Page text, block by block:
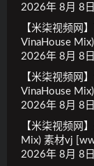
2026年 8月 8日
【米柒视频网
VinaHouse
2026年 8月 8日
【米柒视频网
VinaHouse
2026年 8月 8日
【米柒视频网
Mix) 素材vj
2026年 8月 8日